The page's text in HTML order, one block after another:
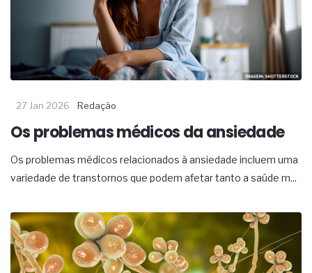
27 Jan 2026 Redação
Os problemas médicos da ansiedade
Os problemas médicos relacionados à ansiedade incluem uma
variedade de transtornos que podem afetar tanto a saúde m...